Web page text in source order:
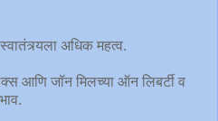
अधिक महत्व.
आणि जॉन मिलच्या ऑन लिबर्टी व